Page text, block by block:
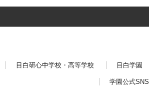
目白研心中学校・高等学校 目白学園
学園公式SNS